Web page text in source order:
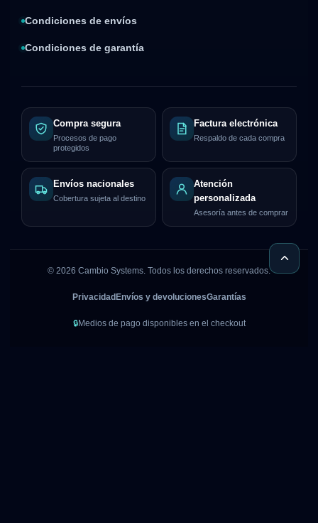
Condiciones de envíos
Condiciones de garantía
Compra segura
Procesos de pago
protegidos
Factura electrónica
Respaldo de cada compra
Envíos nacionales
Cobertura sujeta al destino
Atención
personalizada
Asesoría antes de comprar
© 2026 Cambio Systems. Todos los derechos reservados.
Privacidad Envíos y devolucionesGarantías
🔒Medios de pago disponibles en el checkout